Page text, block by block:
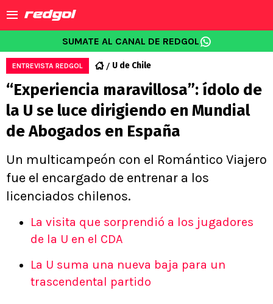
SUMATE AL CANAL DE REDGOL
ENTREVISTA REDGOL U de Chile
“Experiencia maravillosa”: ídolo de
la U se luce dirigiendo en Mundial
de Abogados en España
Un multicampeón con el Romántico Viajero
fue el encargado de entrenar a los
licenciados chilenos.
La visita que sorprendió a los jugadores
de la U en el CDA
La U suma una nueva baja para un
trascendental partido